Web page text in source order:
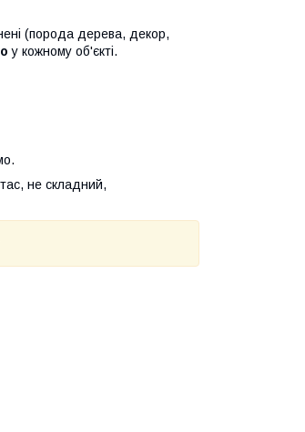
(порода дерева, декор,
у кожному об'єкті.
не складний,